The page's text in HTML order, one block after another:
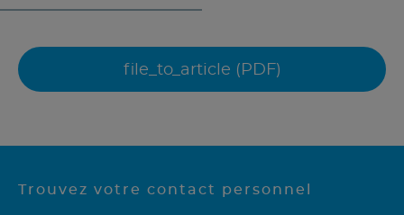
file_to_article (PDF)
Trouvez votre contact personnel